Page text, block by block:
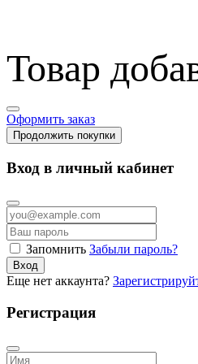
Товар
Оформить заказ
Продолжить покупки
Вход в личный кабинет
Запомнить Забыли пароль?
Вход
Еще нет аккаунта?
Регистрация